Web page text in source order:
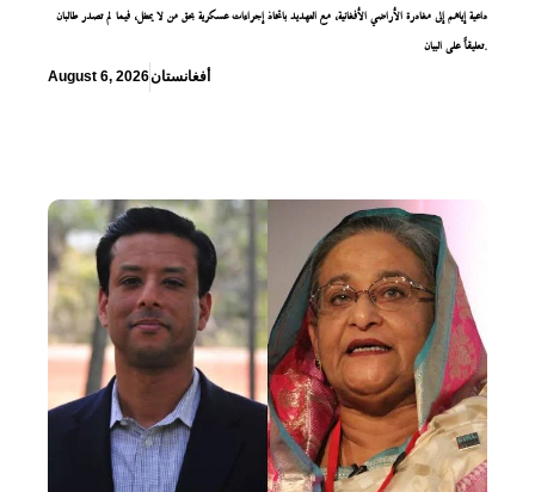
داعية إياهم إلى مغادرة الأراضي الأفغانية، مع التهديد باتخاذ إجراءات عسكرية بحق من لا يمتثل، فيما لم تصدر طالبان
تعليقاً على البيان.
August 6, 2026أفغانستان